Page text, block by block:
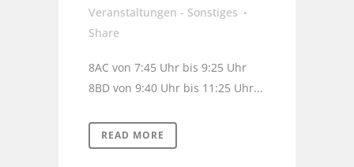
Veranstaltungen - Sonstiges
Share
8AC von 7:45 Uhr bis 9:25 Uhr
8BD von 9:40 Uhr bis 11:25 Uhr...
READ MORE